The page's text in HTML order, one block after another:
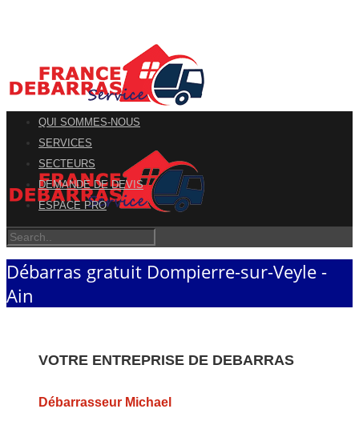
QUI SOMMES-NOUS
SERVICES
SECTEURS
DEMANDE DE DEVIS
ESPACE PRO
Débarras gratuit Dompierre-sur-Veyle -
Ain
VOTRE ENTREPRISE DE DEBARRAS
Débarrasseur Michael